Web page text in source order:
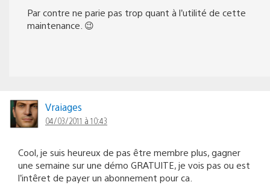
Par contre ne parie pas trop quant à l’utilité de cette
maintenance. 😉
Vraiages
04/03/2011 à 10:43
Cool, je suis heureux de pas être membre plus, gagner
une semaine sur une démo GRATUITE, je vois pas ou est
l’intêret de payer un abonnement pour ca.